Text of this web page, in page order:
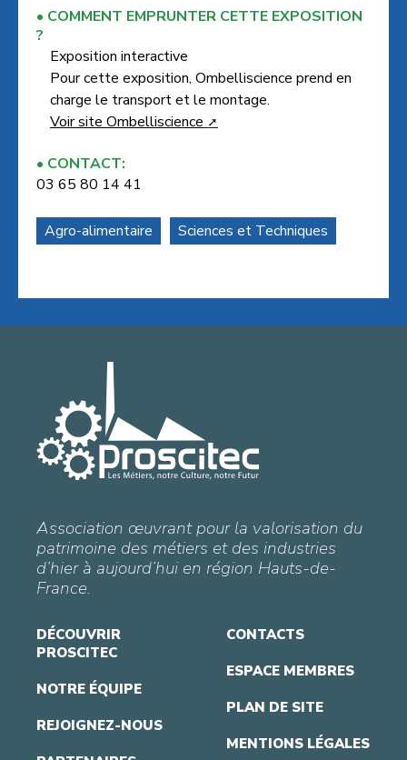
COMMENT EMPRUNTER CETTE EXPOSITION
?
Exposition interactive
Pour cette exposition, Ombelliscience prend en
charge le transport et le montage.
Voir site Ombelliscience
CONTACT:
03 65 80 14 41
Agro-alimentaire Sciences et Techniques
Association œuvrant pour la valorisation du
patrimoine des métiers et des industries
d’hier à aujourd’hui en région Hauts-de-
France.
DÉCOUVRIR
PROSCITEC
NOTRE ÉQUIPE
REJOIGNEZ-NOUS
CONTACTS
ESPACE MEMBRES
PLAN DE SITE
MENTIONS LÉGALES